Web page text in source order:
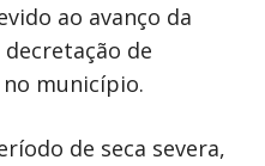
ao avanço da
de
município.
de seca severa,